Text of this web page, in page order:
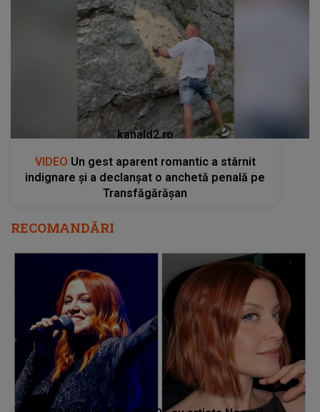
kanald2.ro
VIDEO Un gest aparent romantic a stârnit
indignare și a declanșat o anchetă penală pe
Transfăgărășan
RECOMANDĂRI